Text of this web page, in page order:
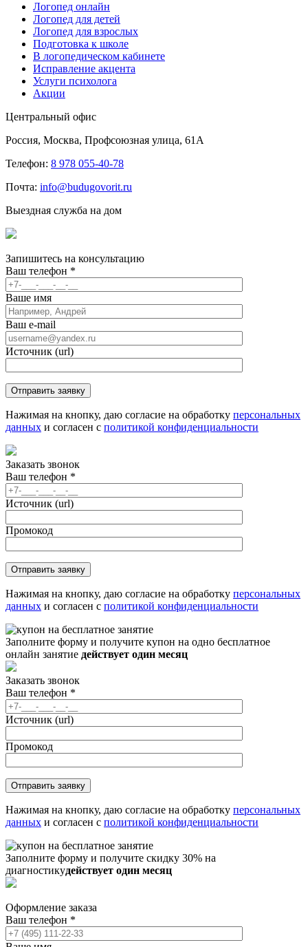
Логопед онлайн
Логопед для детей
Логопед для взрослых
Подготовка к школе
В логопедическом кабинете
Исправление акцента
Услуги психолога
Акции
Центральный офис
Россия, Москва, Профсоюзная улица, 61А
Телефон: 8 978 055-40-78
Почта: info@budugovorit.ru
Выездная служба на дом
Запишитесь на консультацию
Ваш телефон *
Ваше имя
Ваш e-mail
Источник (url)
Нажимая на кнопку, даю согласие на обработку персональных
данных и согласен с политикой конфиденциальности
Заказать звонок
Ваш телефон *
Источник (url)
Промокод
Нажимая на кнопку, даю согласие на обработку персональных
данных и согласен с политикой конфиденциальности
Заполните форму и получите купон на одно бесплатное
онлайн занятие действует один месяц
Заказать звонок
Ваш телефон *
Источник (url)
Промокод
Нажимая на кнопку, даю согласие на обработку персональных
данных и согласен с политикой конфиденциальности
Заполните форму и получите скидку 30% на
диагностикудействует один месяц
Оформление заказа
Ваш телефон *